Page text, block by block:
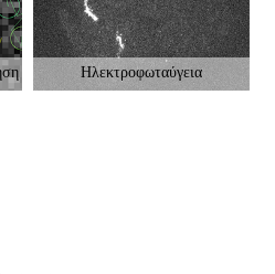
Ηλεκτροφωταύγεια